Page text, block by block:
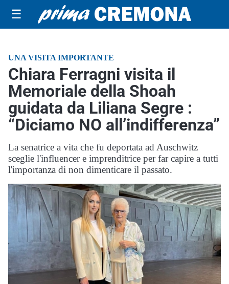
☰
UNA VISITA IMPORTANTE
Chiara Ferragni visita il
Memoriale della Shoah
guidata da Liliana Segre :
“Diciamo NO all’indifferenza”
La senatrice a vita che fu deportata ad Auschwitz
sceglie l'influencer e imprenditrice per far capire a tutti
l'importanza di non dimenticare il passato.